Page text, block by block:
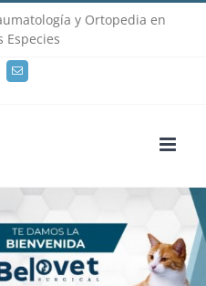
y Ortopedia en
Especies
Email